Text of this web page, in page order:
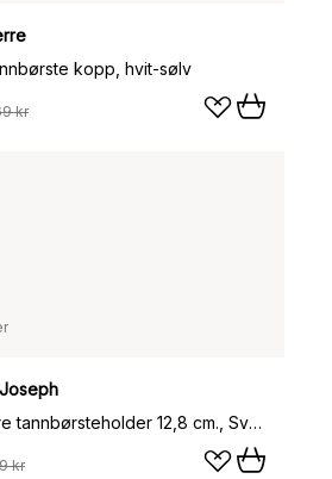
kopp, hvit-sølv
kr
Easystore tannbørsteholder 12,8 cm., Svart
kr